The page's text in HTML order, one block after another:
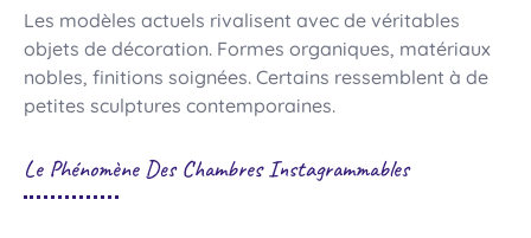
Les modèles actuels rivalisent avec de véritables
objets de décoration. Formes organiques, matériaux
nobles, finitions soignées. Certains ressemblent à de
petites sculptures contemporaines.
Le Phénomène Des Chambres Instagrammables